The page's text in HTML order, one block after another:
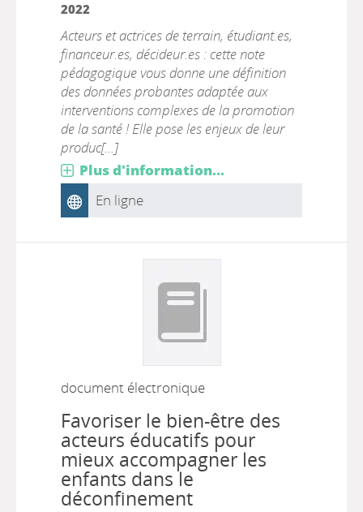
2022
Acteurs et actrices de terrain, étudiant.es,
financeur.es, décideur.es : cette note
pédagogique vous donne une définition
des données probantes adaptée aux
interventions complexes de la promotion
de la santé ! Elle pose les enjeux de leur
produc[...]
Plus d'information...
En ligne
document électronique
Favoriser le bien-être des
acteurs éducatifs pour
mieux accompagner les
enfants dans le
déconfinement